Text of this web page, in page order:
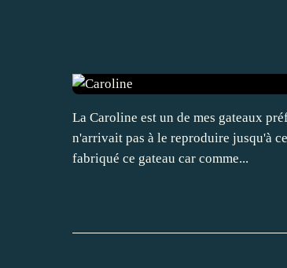
La Caroline est un de mes gateaux
n'arrivait pas à le reproduire jusqu'à
fabriqué ce gateau car comme...